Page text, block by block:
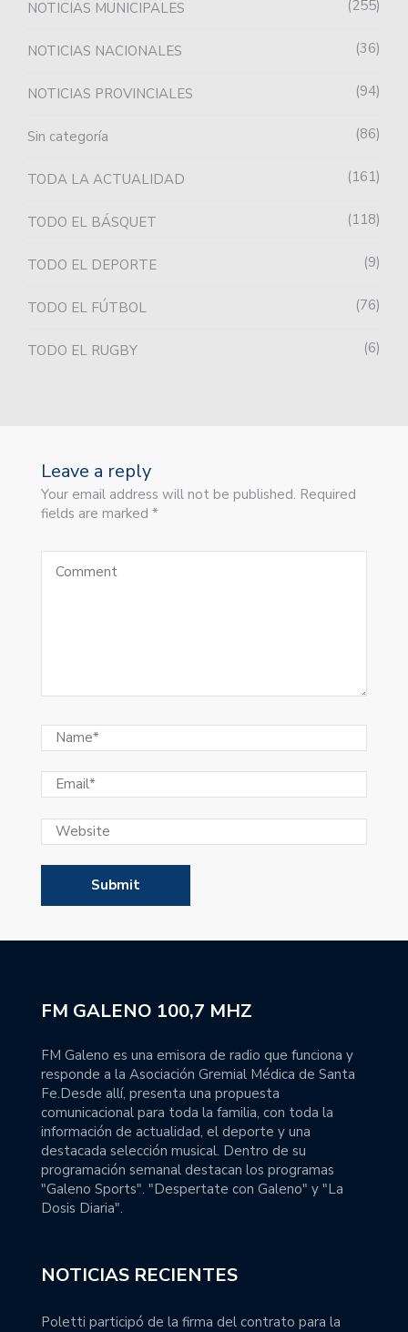
NOTICIAS MUNICIPALES 255
NOTICIAS NACIONALES 36
NOTICIAS PROVINCIALES 94
Sin categoría 86
TODA LA ACTUALIDAD 161
TODO EL BÁSQUET 118
TODO EL DEPORTE 9
TODO EL FÚTBOL 76
TODO EL RUGBY 6
Leave a reply
Your email address will not be published. Required
fields are marked *
FM GALENO 100,7 MHZ
FM Galeno es una emisora de radio que funciona y
responde a la Asociación Gremial Médica de Santa
Fe.Desde allí, presenta una propuesta
comunicacional para toda la familia, con toda la
información de actualidad, el deporte y una
destacada selección musical. Dentro de su
programación semanal destacan los programas
"Galeno Sports". "Despertate con Galeno" y "La
Dosis Diaria".
NOTICIAS RECIENTES
Poletti participó de la firma del contrato para la